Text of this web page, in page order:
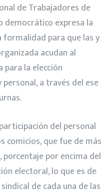
de Trabajadores de
democrático expresa la
para que las y
acudan al
la elección
a través del ese
del personal
comicios, que fue de más
por encima del
electoral, lo que es de
de cada una de las